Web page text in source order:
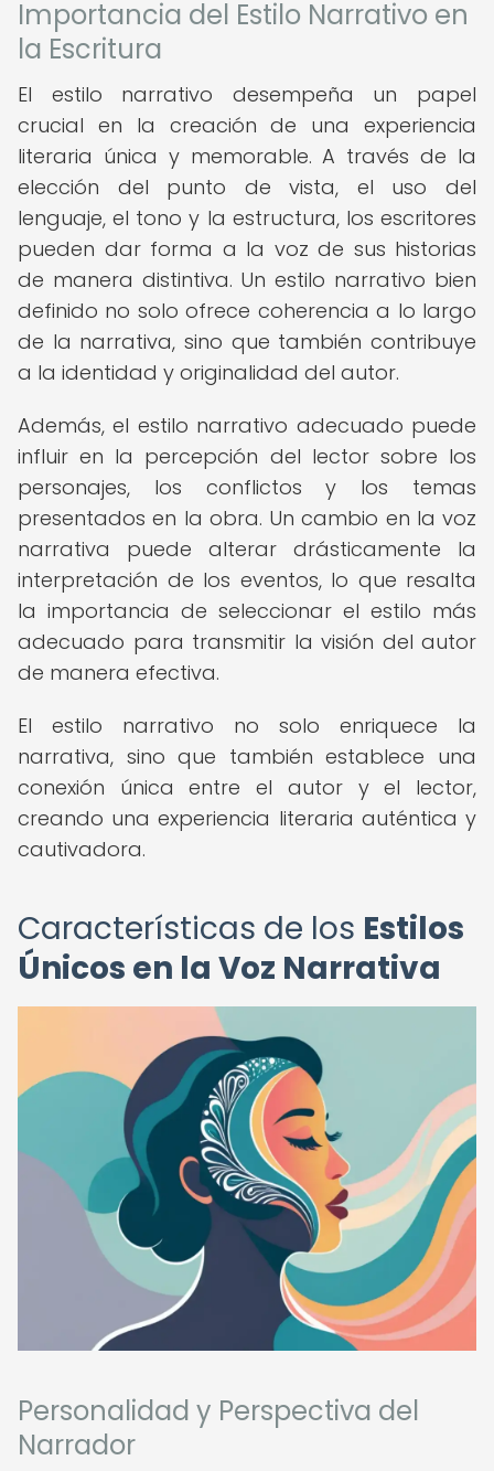
Importancia del Estilo Narrativo en
la Escritura
El estilo narrativo desempeña un papel
crucial en la creación de una experiencia
literaria única y memorable. A través de la
elección del punto de vista, el uso del
lenguaje, el tono y la estructura, los escritores
pueden dar forma a la voz de sus historias
de manera distintiva. Un estilo narrativo bien
definido no solo ofrece coherencia a lo largo
de la narrativa, sino que también contribuye
a la identidad y originalidad del autor.
Además, el estilo narrativo adecuado puede
influir en la percepción del lector sobre los
personajes, los conflictos y los temas
presentados en la obra. Un cambio en la voz
narrativa puede alterar drásticamente la
interpretación de los eventos, lo que resalta
la importancia de seleccionar el estilo más
adecuado para transmitir la visión del autor
de manera efectiva.
El estilo narrativo no solo enriquece la
narrativa, sino que también establece una
conexión única entre el autor y el lector,
creando una experiencia literaria auténtica y
cautivadora.
Características de los Estilos
Únicos en la Voz Narrativa
Personalidad y Perspectiva del
Narrador